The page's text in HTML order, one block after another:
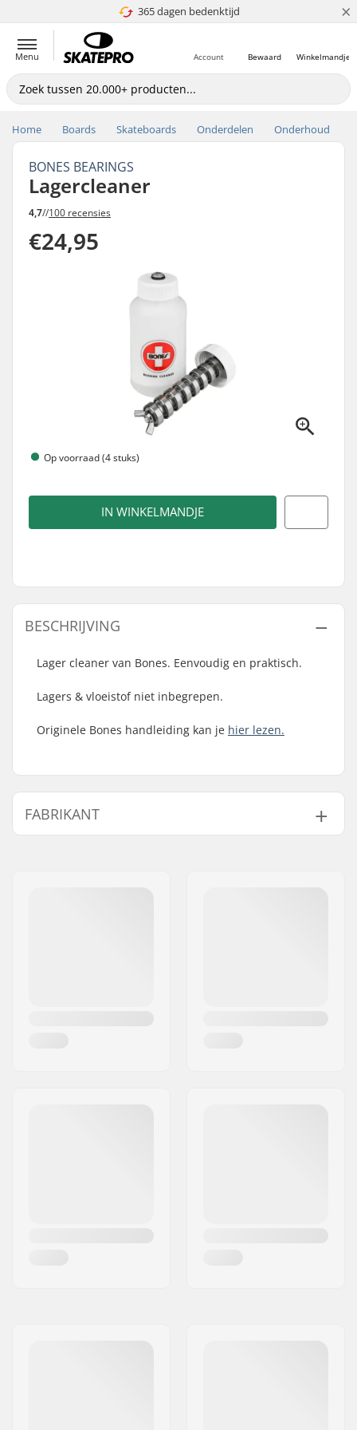
365 dagen bedenktijd
4.8 van 5 ×
Menu Winkelmandje
Bewaard
Account
Home Boards Skateboards Onderdelen Onderhoud
BONES BEARINGS
Lagercleaner
4,7//100 recensies
€24,95
Op voorraad (4 stuks)
IN WINKELMANDJE
BESCHRIJVING
Lager cleaner van Bones. Eenvoudig en praktisch.
Lagers & vloeistof niet inbegrepen.
Originele Bones handleiding kan je hier lezen.
FABRIKANT